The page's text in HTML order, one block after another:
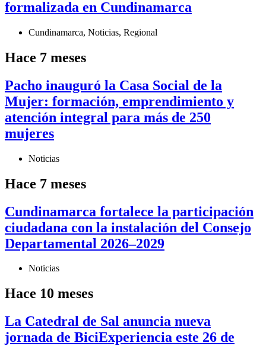
formalizada en Cundinamarca
Cundinamarca, Noticias, Regional
Hace 7 meses
Pacho inauguró la Casa Social de la
Mujer: formación, emprendimiento y
atención integral para más de 250
mujeres
Noticias
Hace 7 meses
Cundinamarca fortalece la participación
ciudadana con la instalación del Consejo
Departamental 2026–2029
Noticias
Hace 10 meses
La Catedral de Sal anuncia nueva
jornada de BiciExperiencia este 26 de